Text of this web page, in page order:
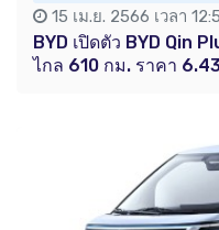
15 เม.ย. 2566 เวลา
BYD เปิดตัว BYD Qin
ไกล 610 กม. ราคา